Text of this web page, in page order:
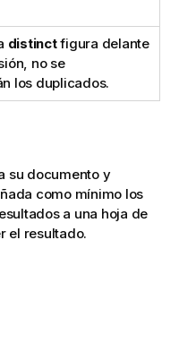
distinctfigura delante
no se
los duplicados.
su documento y
como mínimo los
a una hoja de
el resultado.